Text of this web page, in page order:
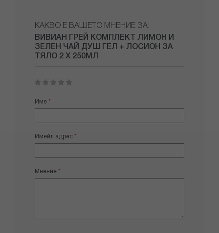
КАКВО Е ВАШЕТО МНЕНИЕ ЗА:
ВИВИАН ГРЕЙ КОМПЛЕКТ ЛИМОН И
ЗЕЛЕН ЧАЙ ДУШ ГЕЛ + ЛОСИОН ЗА
ТЯЛО 2 Х 250МЛ
star
stars
stars
stars
stars
Име
Имейл адрес
Мнение